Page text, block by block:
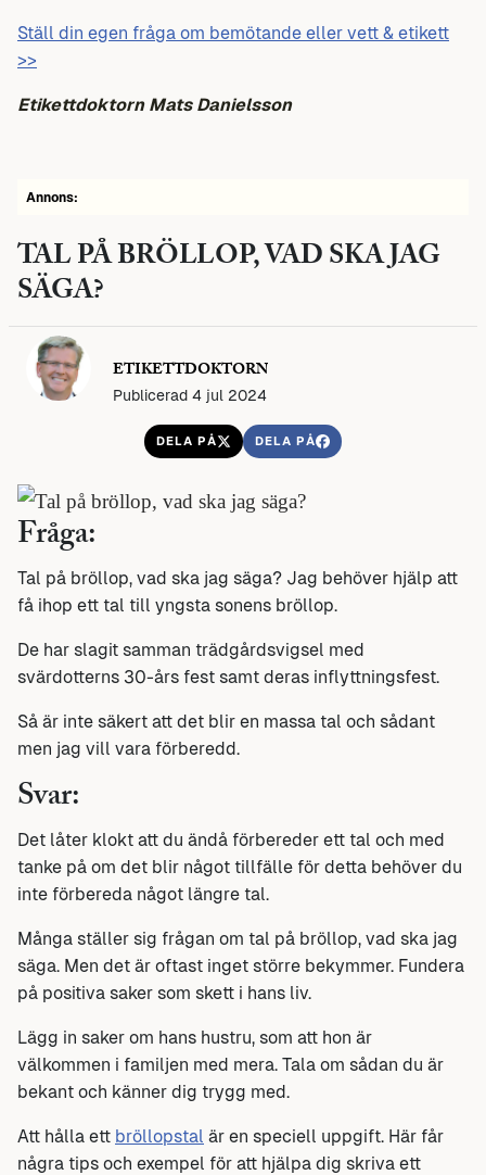
Ställ din egen fråga om bemötande eller vett & etikett
>>
Etikettdoktorn Mats Danielsson
Annons:
TAL PÅ BRÖLLOP, VAD SKA JAG
SÄGA?
ETIKETTDOKTORN
Publicerad 4 jul 2024
DELA PÅ DELA PÅ
Fråga:
Tal på bröllop, vad ska jag säga? Jag behöver hjälp att
få ihop ett tal till yngsta sonens bröllop.
De har slagit samman trädgårdsvigsel med
svärdotterns 30-års fest samt deras inflyttningsfest.
Så är inte säkert att det blir en massa tal och sådant
men jag vill vara förberedd.
Svar:
Det låter klokt att du ändå förbereder ett tal och med
tanke på om det blir något tillfälle för detta behöver du
inte förbereda något längre tal.
Många ställer sig frågan om tal på bröllop, vad ska jag
säga. Men det är oftast inget större bekymmer. Fundera
på positiva saker som skett i hans liv.
Lägg in saker om hans hustru, som att hon är
välkommen i familjen med mera. Tala om sådan du är
bekant och känner dig trygg med.
Att hålla ett bröllopstal är en speciell uppgift. Här får
några tips och exempel för att hjälpa dig skriva ett